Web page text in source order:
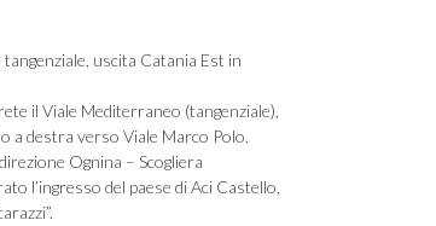
uscita Catania Est in
il Viale Mediterraneo (tangenziale),
a destra verso Viale Marco Polo.
Ognina – Scogliera
l’ingresso del paese di Aci Castello,